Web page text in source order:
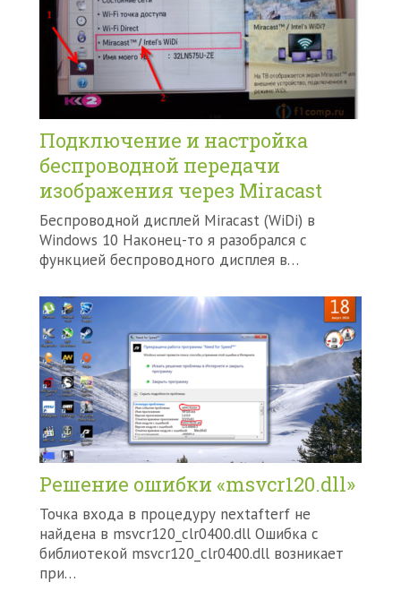
Подключение и настройка
беспроводной передачи
изображения через Miracast
Беспроводной дисплей Miracast (WiDi) в
Windows 10 Наконец-то я разобрался с
функцией беспроводного дисплея в…
Решение ошибки «msvcr120.dll»
Точка входа в процедуру nextafterf не
найдена в msvcr120_clr0400.dll Ошибка с
библиотекой msvcr120_clr0400.dll возникает
при…